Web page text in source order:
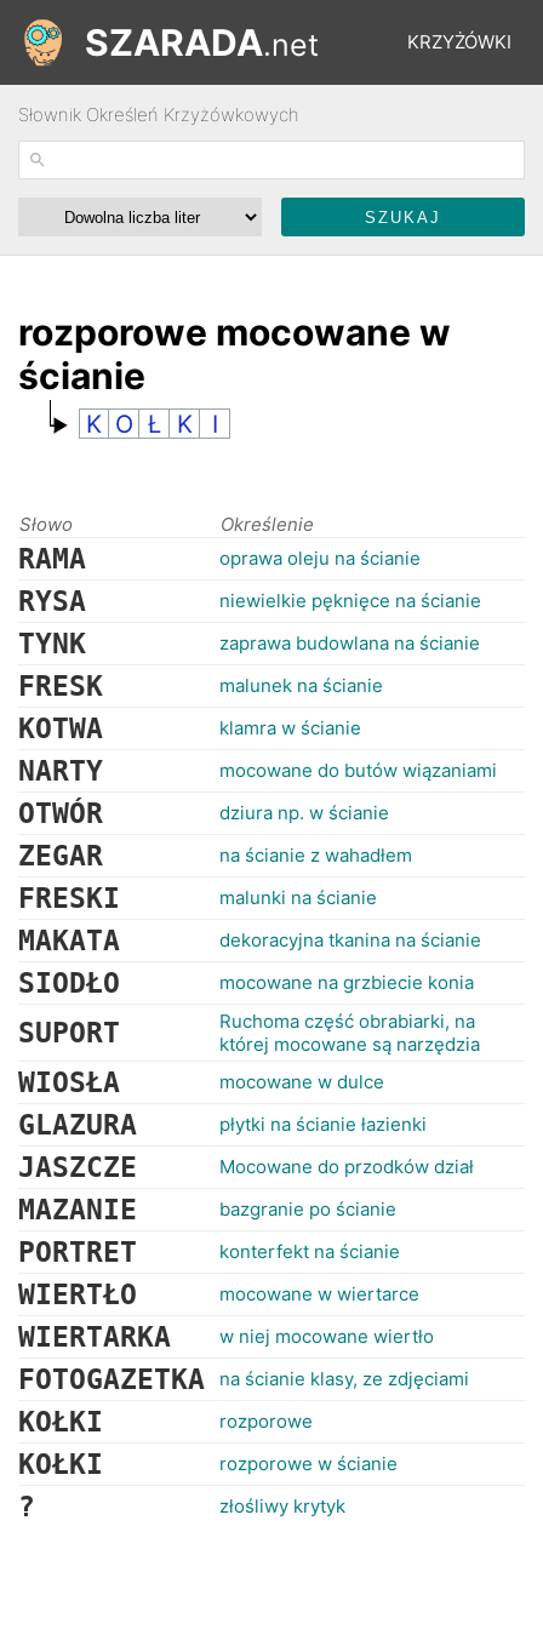
KRZYŻÓWKI
ŁAMIGŁÓWKI
SZARADA.net
Słownik Określeń Krzyżówkowych
rozporowe mocowane w
ścianie
K O Ł K I
Słowo Określenie
RAMA oprawa oleju na ścianie
RYSA niewielkie pęknięce na ścianie
TYNK zaprawa budowlana na ścianie
FRESK malunek na ścianie
KOTWA klamra w ścianie
NARTY mocowane do butów wiązaniami
OTWÓR dziura np. w ścianie
ZEGAR na ścianie z wahadłem
FRESKI malunki na ścianie
MAKATA dekoracyjna tkanina na ścianie
SIODŁO mocowane na grzbiecie konia
SUPORT
Ruchoma część obrabiarki, na
której mocowane są narzędzia
WIOSŁA mocowane w dulce
GLAZURA płytki na ścianie łazienki
JASZCZE Mocowane do przodków dział
MAZANIE bazgranie po ścianie
PORTRET konterfekt na ścianie
WIERTŁO mocowane w wiertarce
WIERTARKA w niej mocowane wiertło
FOTOGAZETKA na ścianie klasy, ze zdjęciami
KOŁKI rozporowe
KOŁKI rozporowe w ścianie
? złośliwy krytyk